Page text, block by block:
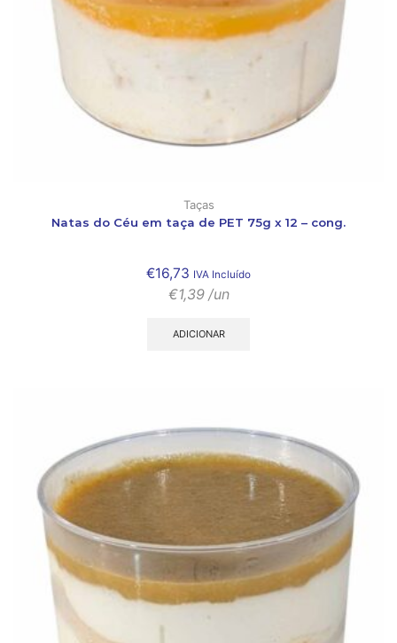
Taças
Natas do Céu em taça de PET 75g x 12 – cong.
€16,73 IVA Incluído
€1,39 /un
ADICIONAR